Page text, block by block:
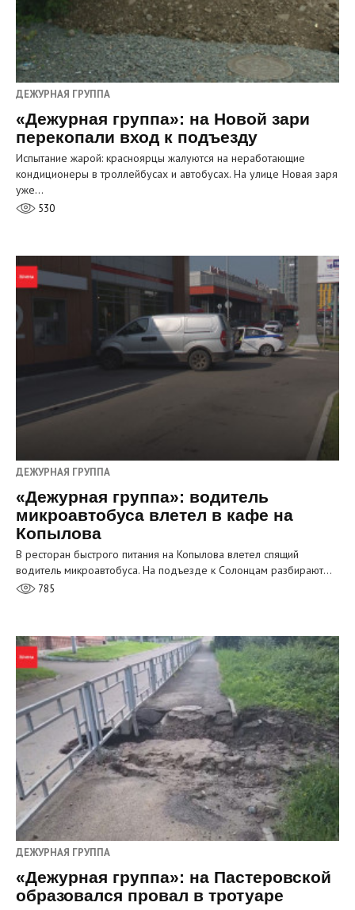
ДЕЖУРНАЯ ГРУППА
«Дежурная группа»: на Новой зари
перекопали вход к подъезду
Испытание жарой: красноярцы жалуются на неработающие
кондиционеры в троллейбусах и автобусах. На улице Новая заря
уже…
530
ДЕЖУРНАЯ ГРУППА
«Дежурная группа»: водитель
микроавтобуса влетел в кафе на
Копылова
В ресторан быстрого питания на Копылова влетел спящий
водитель микроавтобуса. На подъезде к Солонцам разбирают…
785
ДЕЖУРНАЯ ГРУППА
«Дежурная группа»: на Пастеровской
образовался провал в тротуаре